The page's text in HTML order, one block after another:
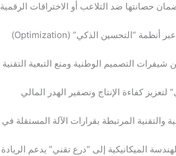
حصانتها ضد التلاعب أو الاختراقات الرقمية
اكتساب مهارات تصفير فجوات الأداء عبر أنظمة “التحسين الذكي” (Optimization)
التصميم الوطنية ومنع التبعية التقنية
كفاءة الإنتاج وتصفير الهدر المالي
والتقنية المرتبطة بقرارات الآلة المستقلة في
الميكانيكية إلى “درع تقني” يدعم الريادة